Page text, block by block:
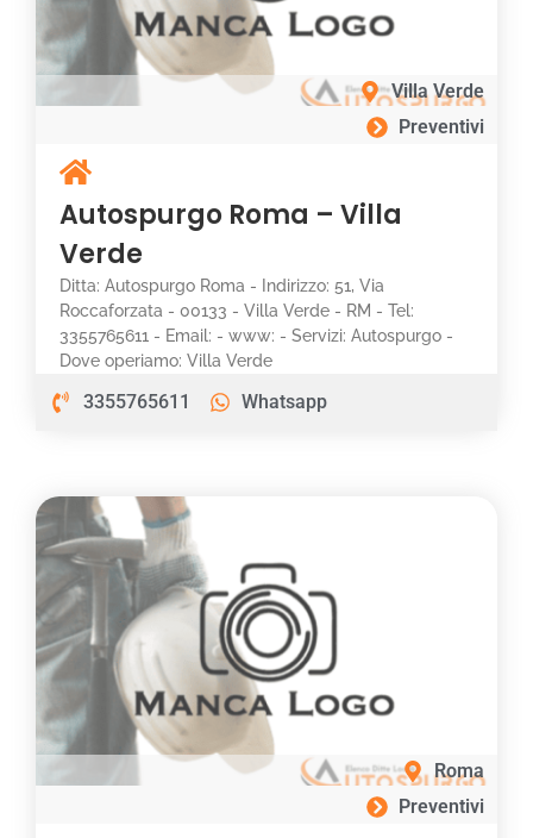
Villa Verde
Preventivi
Autospurgo Roma – Villa
Verde
Ditta: Autospurgo Roma - Indirizzo: 51, Via
Roccaforzata - 00133 - Villa Verde - RM - Tel:
3355765611 - Email: - www: - Servizi: Autospurgo -
Dove operiamo: Villa Verde
3355765611 Whatsapp
Roma
Preventivi